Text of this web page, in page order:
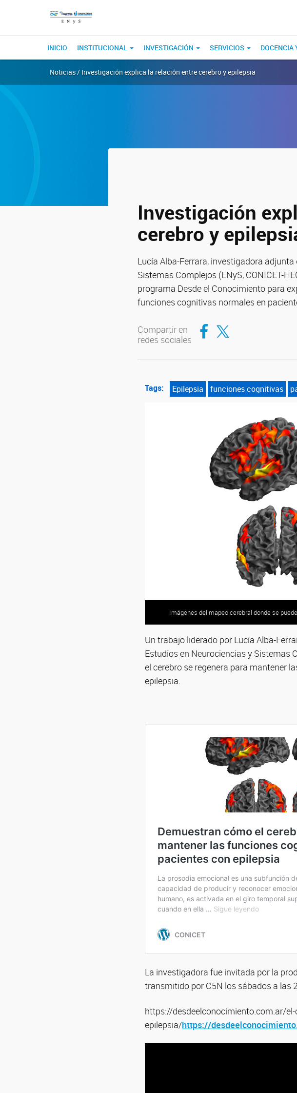
INICIO INSTITUCIONAL INVESTIGACIÓN SERVICIOS DOCENCIA
Noticias / Investigación explica la relación entre cerebro y epilepsia
Investigación
cerebro y
Lucía Alba-Ferrara, investigadora
Sistemas Complejos (ENyS, CONICET-
programa Desde el Conocimiento para
funciones cognitivas normales en
Compartir en
redes sociales
Compartir en Facebook
Compartir en Twitter
Tags: Epilepsia funciones cognitivas
Imágenes del mapeo cerebral donde se
Un trabajo liderado por Lucía Alba-
Estudios en Neurociencias y Sistemas
el cerebro se regenera para mantener
epilepsia.
La investigadora fue invitada por la
transmitido por C5N los sábados a las
https://desdeelconocimiento.com.ar/
epilepsia/https://